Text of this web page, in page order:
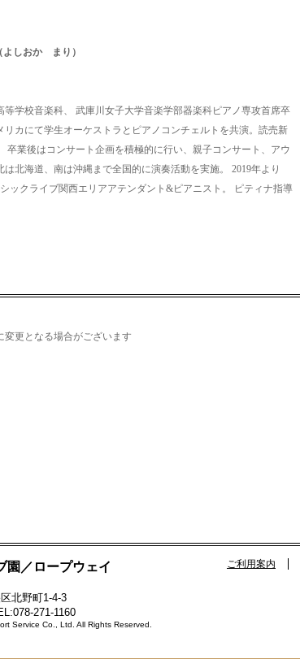
（よしおか まり）
等学校音楽科、 武庫川女子大学音楽学部器楽科ピアノ専攻首席卒
リカにて学生オーケストラとピアノコンチェルトを共演。読売新
卒業後はコンサート企画を積極的に行い、親子コンサート、アウ
は北海道、南は沖縄まで全国的に演奏活動を実施。 2019年より
ックライブ関西エリアアテンダント&ピアニスト。 ピティナ指導
更となる場合がございます
園／ロープウェイ
北野町1-4-3
271-1160
Service Co., Ltd. All Rights Reserved.
ご利用案内